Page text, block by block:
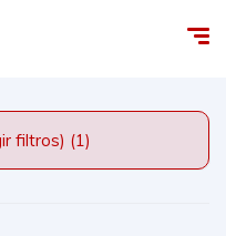
BÚSQUEDA (Elegir filtros) (1)